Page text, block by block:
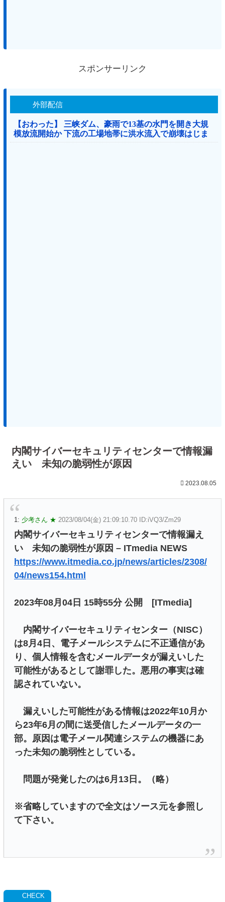
スポンサーリンク
外部配信
【おわった】 三峡ダム、豪雨で13基の水門を開き大規
模放流開始か 下流の工場地帯に洪水流入で崩壊はじま
る
内閣サイバーセキュリティセンターで情報漏
えい 未知の脆弱性が原因
2023.08.05
1: 少考さん ★ 2023/08/04(金) 21:09:10.70 ID:iVQ3/Zm29
内閣サイバーセキュリティセンターで情報漏え
い 未知の脆弱性が原因 – ITmedia NEWS
https://www.itmedia.co.jp/news/articles/2308/
04/news154.html
2023年08月04日 15時55分 公開 [ITmedia]
内閣サイバーセキュリティセンター（NISC）
は8月4日、電子メールシステムに不正通信があ
り、個人情報を含むメールデータが漏えいした
可能性があるとして謝罪した。悪用の事実は確
認されていない。
漏えいした可能性がある情報は2022年10月か
ら23年6月の間に送受信したメールデータの一
部。原因は電子メール関連システムの機器にあ
った未知の脆弱性としている。
問題が発覚したのは6月13日。（略）
※省略していますので全文はソース元を参照し
て下さい。